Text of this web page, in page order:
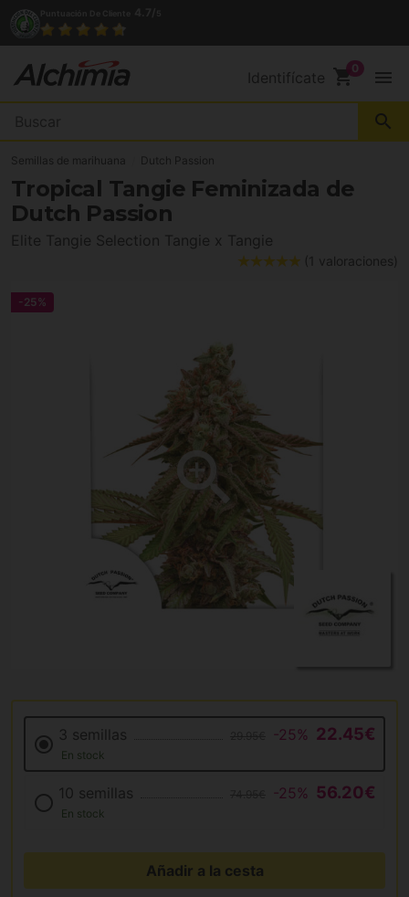
Identifícate shopping_cart menu
search
Semillas de marihuana Dutch Passion
Tropical Tangie Feminizada de
Dutch Passion
Elite Tangie Selection Tangie x Tangie
(1 valoraciones)
-25%
3 semillas -25% 22.45€
En stock
10 semillas -25% 56.20€
En stock
Añadir a la cesta